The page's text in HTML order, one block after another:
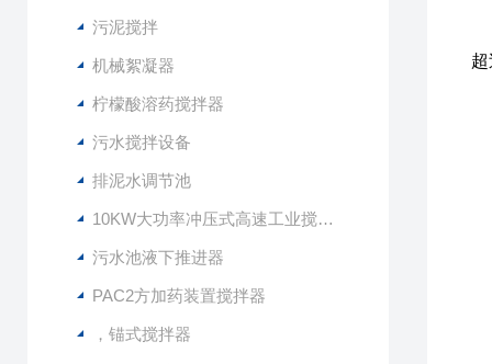
污泥搅拌
机械絮凝器
柠檬酸溶药搅拌器
污水搅拌设备
排泥水调节池
10KW大功率冲压式高速工业搅拌设备
污水池液下推进器
PAC2方加药装置搅拌器
，锚式搅拌器